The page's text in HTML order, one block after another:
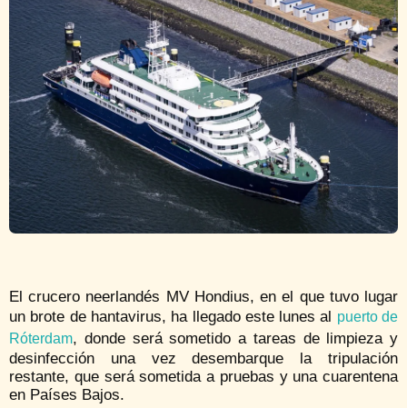
El crucero neerlandés MV Hondius, en el que tuvo lugar
un brote de hantavirus, ha llegado este lunes al puerto de
Róterdam, donde será sometido a tareas de limpieza y
desinfección una vez desembarque la tripulación
restante, que será sometida a pruebas y una cuarentena
en Países Bajos.